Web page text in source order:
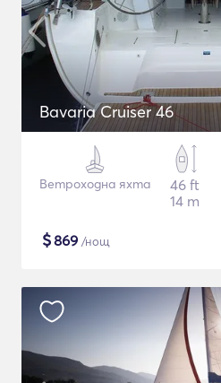
Bavaria Cruiser 46
Ветроходна яхта
46 ft
14 m
$869 /нощ